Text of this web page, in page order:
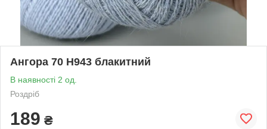
Ангора 70 Н943 блакитний
В наявності 2 од.
Роздріб
189 ₴